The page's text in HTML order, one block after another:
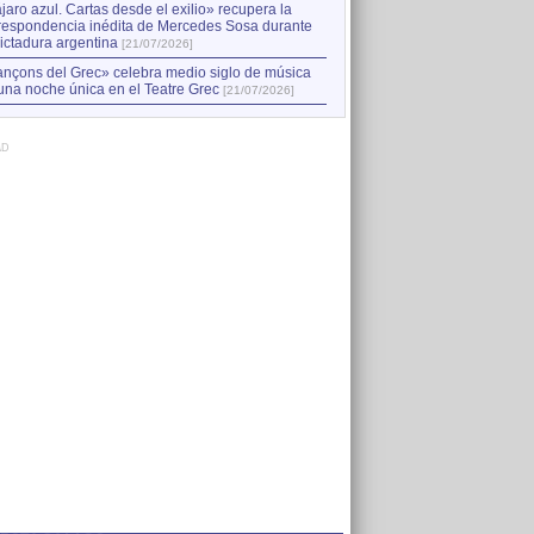
azul. Cartas desde el exilio» recupera la
inédita de Mercedes Sosa durante
argentina [21/07/2026]
del Grec» celebra medio siglo de música
noche única en el Teatre Grec [21/07/2026]